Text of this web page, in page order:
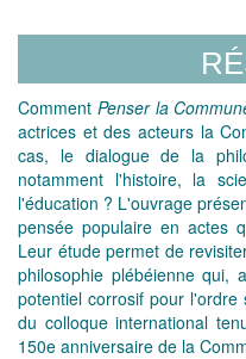
Comment Penser la
actrices et des acteurs la
cas, le dialogue de la
notamment l'histoire, la
l'éducation ? L'ouvrage
pensée populaire en actes
Leur étude permet de
philosophie plébéienne qui,
potentiel corrosif pour
du colloque international
150e anniversaire de la